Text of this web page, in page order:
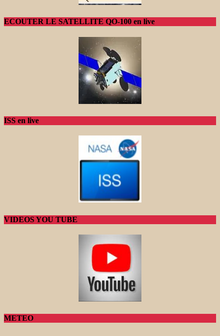
ECOUTER LE SATELLITE QO-100 en live
ISS en live
VIDEOS YOU TUBE
METEO